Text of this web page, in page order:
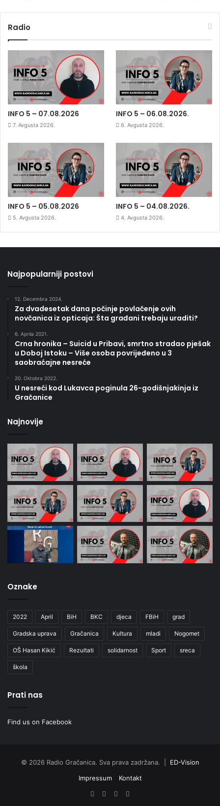
Radio
INFO 5 – 07.08.2026
7. Avgusta 2026.
INFO 5 – 06.08.2026.
6. Avgusta 2026.
INFO 5 – 05.08.2026
5. Avgusta 2026.
INFO 5 – 04.08.2026.
4. Avgusta 2026.
Najpopularniji postovi
12. Decembra 2024.
Za dvadesetak dana počinje povlačenje ovih
novčanica iz opticaja: Šta građani trebaju uraditi?
6. Aprila 2021.
Crna hronika – Suicid u Pribavi, smrtno stradao pješak
u Doboj Istoku – Više osoba povrijeđeno u 3
saobraćajne nesreće
20. Oktobra 2022.
U nesreći kod Lukavca poginula 26-godišnjakinja iz
Gračanice
Najnovije
Oznake
2022 April BiH BKC djeca FBiH grad
Gradska uprava Gračanica Kultura mladi Nogomet
OŠ Hasan Kikić Rezultati solidarnost Sport sreca
škola
Prati nas
Find us on Facebook
© 2026 Radio Gračanica. Sva prava zadržana. | ED-Vision
Impressum
Kontakt